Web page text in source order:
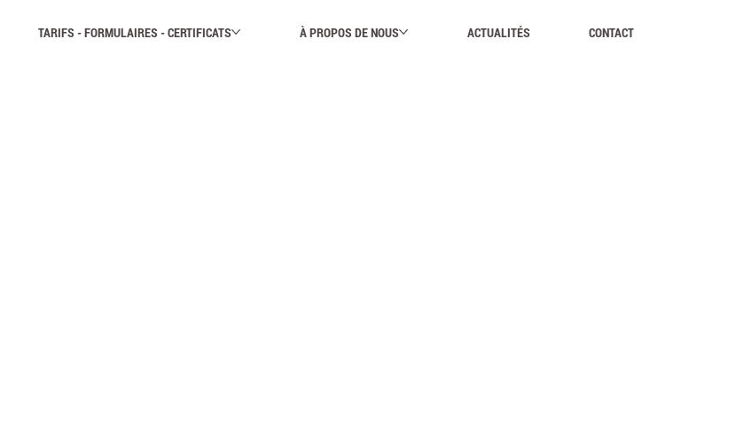
TARIFS - FORMULAIRES - CERTIFICATS À PROPOS DE NOUS ACTUALITÉS CONTACT